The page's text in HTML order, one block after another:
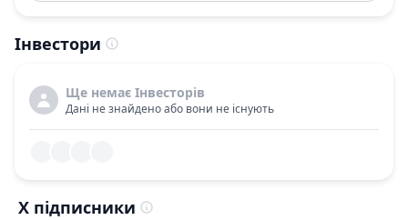
Інвестори
Ще немає Інвесторів
Дані не знайдено або вони не існують
X підписники